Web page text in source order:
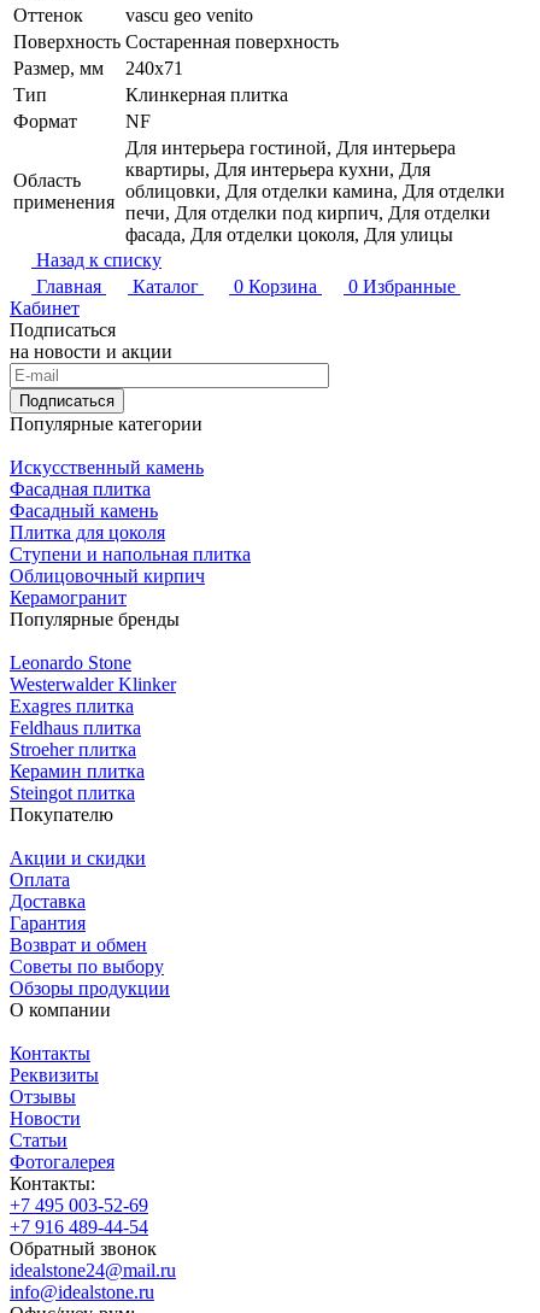
Оттенок
vascu geo venito
Поверхность Состаренная поверхность
Размер, мм
240x71
Тип
Клинкерная плитка
Формат
NF
Область
применения
Для интерьера гостиной, Для интерьера
квартиры, Для интерьера кухни, Для
облицовки, Для отделки камина, Для отделки
печи, Для отделки под кирпич, Для отделки
фасада, Для отделки цоколя, Для улицы
Назад к списку
Главная
Каталог 0 Корзина 0 Избранные
Кабинет
Подписаться
на новости и акции
Подписаться
Популярные категории
Искусственный камень
Фасадная плитка
Фасадный камень
Плитка для цоколя
Ступени и напольная плитка
Облицовочный кирпич
Керамогранит
Популярные бренды
Leonardo Stone
Westerwalder Klinker
Exagres плитка
Feldhaus плитка
Stroeher плитка
Керамин плитка
Steingot плитка
Покупателю
Акции и скидки
Оплата
Доставка
Гарантия
Возврат и обмен
Советы по выбору
Обзоры продукции
О компании
Контакты
Реквизиты
Отзывы
Новости
Статьи
Фотогалерея
Контакты:
+7 495 003-52-69
+7 916 489-44-54
Обратный звонок
idealstone24@mail.ru
info@idealstone.ru